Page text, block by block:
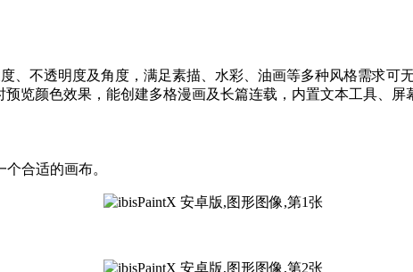
、不透明度及角度，满足素描、水彩、油画等多种风格需求可
览颜色效果，能创建多格漫画及长篇连载，内置文本工具、屏
合适的画布。